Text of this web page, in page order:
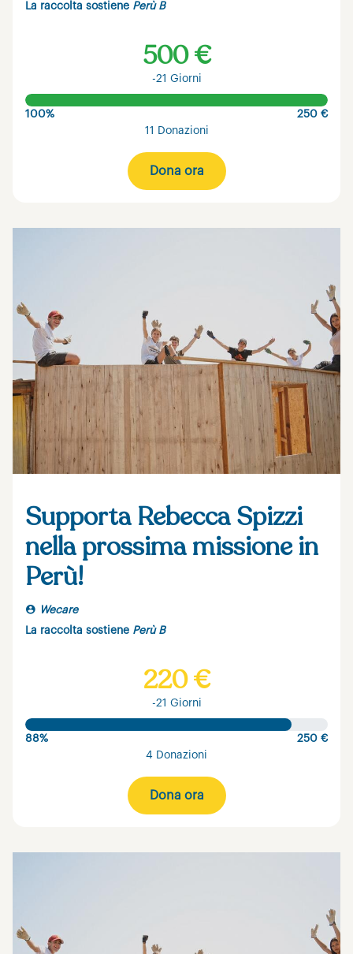
La raccolta sostiene Perù B
500 €
-21 Giorni
100%
250 €
11 Donazioni
Dona ora
Supporta Rebecca Spizzi
nella prossima missione in
Perù!
Wecare
La raccolta sostiene Perù B
220 €
-21 Giorni
88%
250 €
4 Donazioni
Dona ora